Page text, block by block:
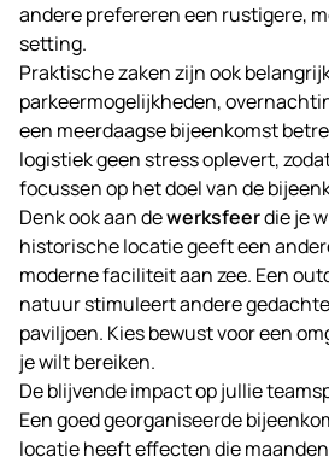
andere prefereren een rustigere,
setting.
Praktische zaken zijn ook
parkeermogelijkheden,
een meerdaagse bijeenkomst
logistiek geen stress oplevert,
focussen op het doel van de
Denk ook aan dewerksfeerdie je
historische locatie geeft een
moderne faciliteit aan zee. Een
natuur stimuleert andere
paviljoen. Kies bewust voor een
je wilt bereiken.
De blijvende impact op jullie
Een goed georganiseerde
locatie heeft effecten die